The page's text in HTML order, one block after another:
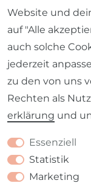
Website und
auf "Alle
auch solche
jederzeit
zu den von uns
Rechten als
erklärung und
Essenziell
Statistik
Marketing